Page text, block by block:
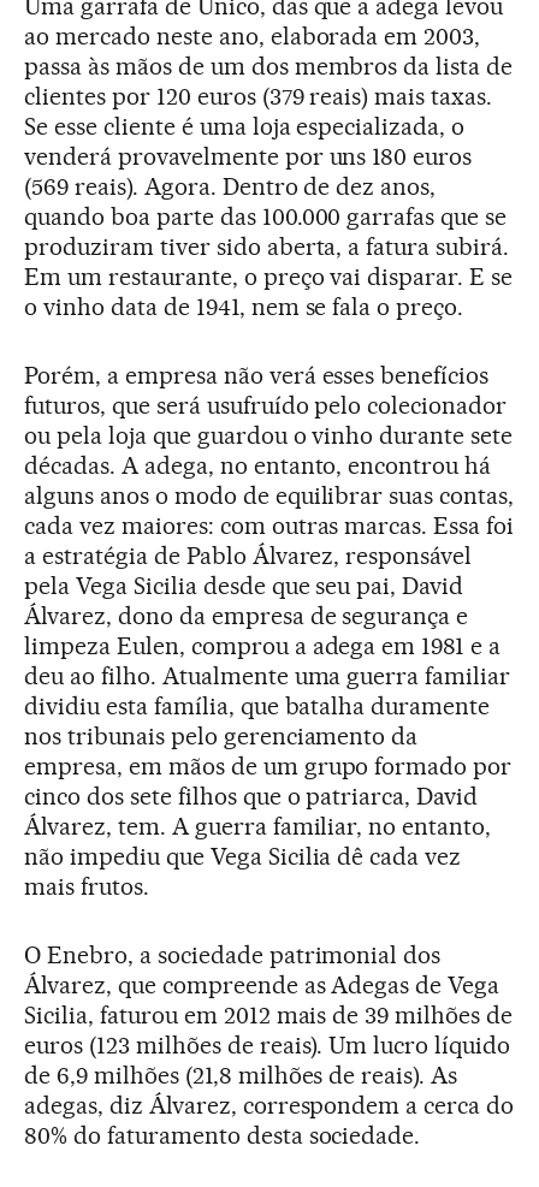
ao mercado neste ano, elaborada em 2003,
passa às mãos de um dos membros da lista de
clientes por 120 euros (379 reais) mais taxas.
Se esse cliente é uma loja especializada, o
venderá provavelmente por uns 180 euros
(569 reais). Agora. Dentro de dez anos,
quando boa parte das 100.000 garrafas que se
produziram tiver sido aberta, a fatura subirá.
Em um restaurante, o preço vai disparar. E se
o vinho data de 1941, nem se fala o preço.
Porém, a empresa não verá esses benefícios
futuros, que será usufruído pelo colecionador
ou pela loja que guardou o vinho durante sete
décadas. A adega, no entanto, encontrou há
alguns anos o modo de equilibrar suas contas,
cada vez maiores: com outras marcas. Essa foi
a estratégia de Pablo Álvarez, responsável
pela Vega Sicilia desde que seu pai, David
Álvarez, dono da empresa de segurança e
limpeza Eulen, comprou a adega em 1981 e a
deu ao filho. Atualmente uma guerra familiar
dividiu esta família, que batalha duramente
nos tribunais pelo gerenciamento da
empresa, em mãos de um grupo formado por
cinco dos sete filhos que o patriarca, David
Álvarez, tem. A guerra familiar, no entanto,
não impediu que Vega Sicilia dê cada vez
mais frutos.
O Enebro, a sociedade patrimonial dos
Álvarez, que compreende as Adegas de Vega
Sicilia, faturou em 2012 mais de 39 milhões de
euros (123 milhões de reais). Um lucro líquido
de 6,9 milhões (21,8 milhões de reais). As
adegas, diz Álvarez, correspondem a cerca do
80% do faturamento desta sociedade.